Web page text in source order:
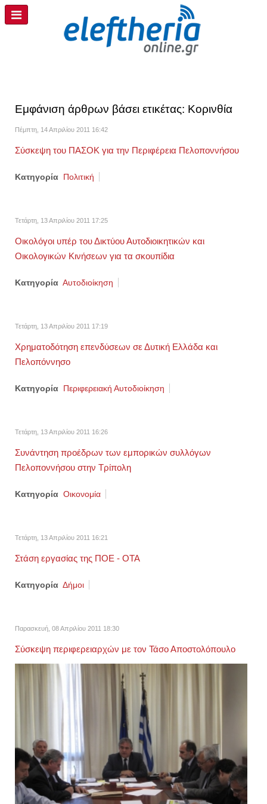
Εμφάνιση άρθρων βάσει ετικέτας: Κορινθία
Πέμπτη, 14 Απριλίου 2011 16:42
Σύσκεψη του ΠΑΣΟΚ για την Περιφέρεια Πελοποννήσου
Κατηγορία Πολιτική
Τετάρτη, 13 Απριλίου 2011 17:25
Οικολόγοι υπέρ του Δικτύου Αυτοδιοικητικών και
Οικολογικών Κινήσεων για τα σκουπίδια
Κατηγορία Αυτοδιοίκηση
Τετάρτη, 13 Απριλίου 2011 17:19
Χρηματοδότηση επενδύσεων σε Δυτική Ελλάδα και
Πελοπόννησο
Κατηγορία Περιφερειακή Αυτοδιοίκηση
Τετάρτη, 13 Απριλίου 2011 16:26
Συνάντηση προέδρων των εμπορικών συλλόγων
Πελοποννήσου στην Τρίπολη
Κατηγορία Οικονομία
Τετάρτη, 13 Απριλίου 2011 16:21
Στάση εργασίας της ΠΟΕ - ΟΤΑ
Κατηγορία Δήμοι
Παρασκευή, 08 Απριλίου 2011 18:30
Σύσκεψη περιφερειαρχών με τον Τάσο Αποστολόπουλο